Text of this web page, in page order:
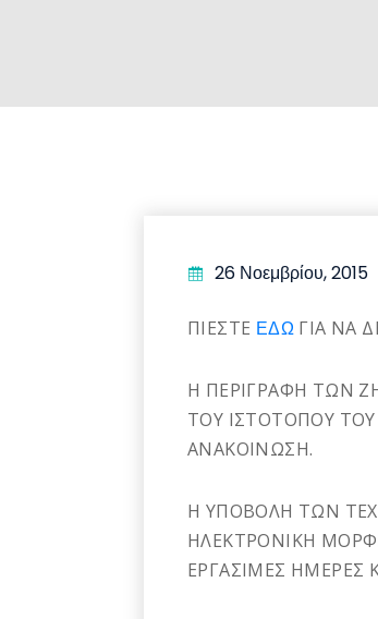
26 Νοεμβρίου, 2015
ΠΙΕΣΤΕ ΕΔΩ ΓΙΑ ΝΑ
Η ΠΕΡΙΓΡΑΦΗ ΤΩΝ
ΤΟΥ ΙΣΤΟΤΟΠΟΥ
ΑΝΑΚΟΙΝΩΣΗ.
Η ΥΠΟΒΟΛΗ ΤΩΝ
ΗΛΕΚΤΡΟΝΙΚΗ
ΕΡΓΑΣΙΜΕΣ ΗΜΕΡΕΣ